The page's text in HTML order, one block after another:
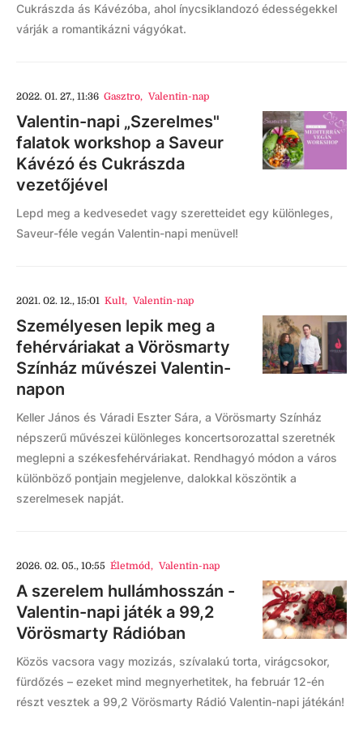
Cukrászda ás Kávézóba, ahol ínycsiklandozó édességekkel
várják a romantikázni vágyókat.
2022. 01. 27., 11:36 Gasztro, Valentin-nap
Valentin-napi „Szerelmes"
falatok workshop a Saveur
Kávézó és Cukrászda
vezetőjével
Lepd meg a kedvesedet vagy szeretteidet egy különleges,
Saveur-féle vegán Valentin-napi menüvel!
2021. 02. 12., 15:01 Kult, Valentin-nap
Személyesen lepik meg a
fehérváriakat a Vörösmarty
Színház művészei Valentin-
napon
Keller János és Váradi Eszter Sára, a Vörösmarty Színház
népszerű művészei különleges koncertsorozattal szeretnék
meglepni a székesfehérváriakat. Rendhagyó módon a város
különböző pontjain megjelenve, dalokkal köszöntik a
szerelmesek napját.
2026. 02. 05., 10:55 Életmód, Valentin-nap
A szerelem hullámhosszán -
Valentin-napi játék a 99,2
Vörösmarty Rádióban
Közös vacsora vagy mozizás, szívalakú torta, virágcsokor,
fürdőzés – ezeket mind megnyerhetitek, ha február 12-én
részt vesztek a 99,2 Vörösmarty Rádió Valentin-napi játékán!